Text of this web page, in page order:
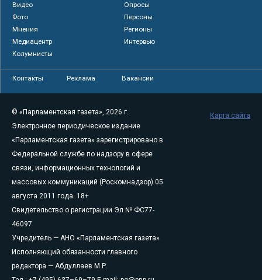
Видео
Опросы
Фото
Персоны
Мнения
Регионы
Медиацентр
Интервью
Колумнисты
Контакты Реклама Вакансии
© «Парламентская газета», 2026 г.
Электронное периодическое издание
«Парламентская газета» зарегистрировано в
Федеральной службе по надзору в сфере
связи, информационных технологий и
массовых коммуникаций (Роскомнадзор) 05
августа 2011 года. 18+
Свидетельство о регистрации Эл № ФС77-
46097
Учредитель — АНО «Парламентская газета»
Исполняющий обязанности главного
редактора — Абдуллаев М.Р.
Карта сайта